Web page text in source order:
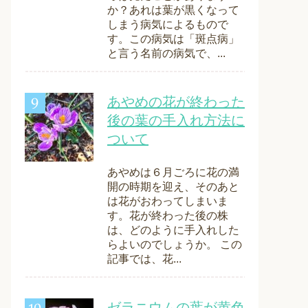
か？あれは葉が黒くなって
しまう病気によるもので
す。この病気は「斑点病」
と言う名前の病気で、...
あやめの花が終わった
後の葉の手入れ方法に
ついて
あやめは６月ごろに花の満
開の時期を迎え、そのあと
は花がおわってしまいま
す。花が終わった後の株
は、どのように手入れした
らよいのでしょうか。 この
記事では、花...